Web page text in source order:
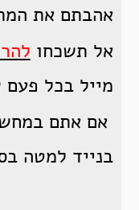
אהבתם את
אל תשכחו
מייל בכל
אם אתם
בנייד למטה